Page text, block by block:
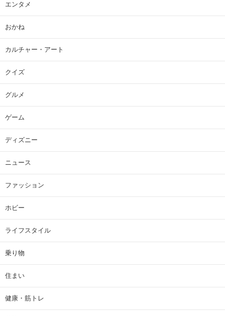
エンタメ
おかね
カルチャー・アート
クイズ
グルメ
ゲーム
ディズニー
ニュース
ファッション
ホビー
ライフスタイル
乗り物
住まい
健康・筋トレ